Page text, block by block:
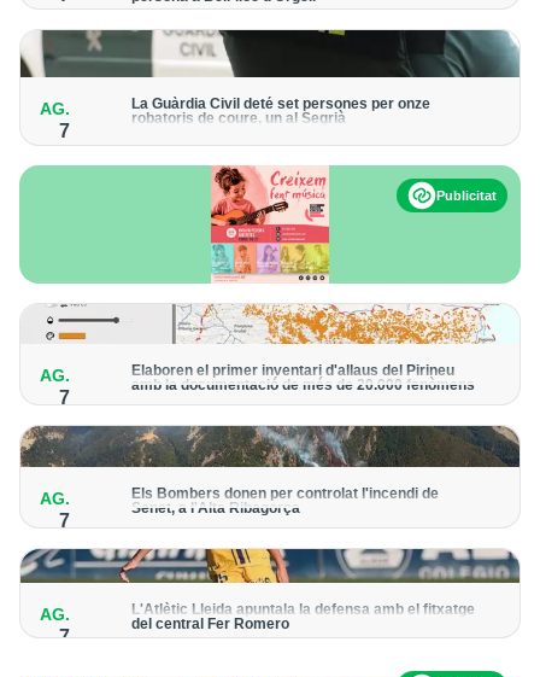
forma progressiva
AG.
7
La Guàrdia Civil deté set persones per onze
robatoris de coure, un al Segrià
Publicitat
AG.
7
Elaboren el primer inventari d'allaus del Pirineu
amb la documentació de més de 20.000 fenòmens
Obra de l'Institut Cartogràfic i Geològic de Catalunya, amb
AG.
7
Els Bombers donen per controlat l'incendi de
Senet, a l'Alta Ribagorça
El cos manté la vigilància de la zona amb drons i mitjans aeris
AG.
7
L'Atlètic Lleida apuntala la defensa amb el fitxatge
del central Fer Romero